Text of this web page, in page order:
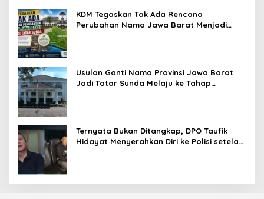
KDM Tegaskan Tak Ada Rencana
Perubahan Nama Jawa Barat Menjadi
Usulan Ganti Nama Provinsi Jawa Barat
Jadi Tatar Sunda Melaju ke Tahap
Ternyata Bukan Ditangkap, DPO Taufik
Hidayat Menyerahkan Diri ke Polisi setelah